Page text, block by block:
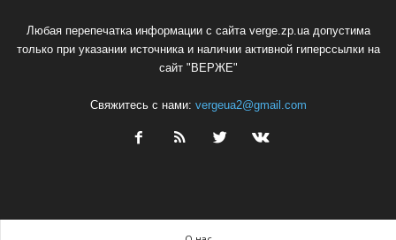
Любая перепечатка информации с сайта verge.zp.ua допустима
только при указании источника и наличии активной гиперссылки на
сайт "ВЕРЖЕ"
Свяжитесь с нами: vergeua2@gmail.com